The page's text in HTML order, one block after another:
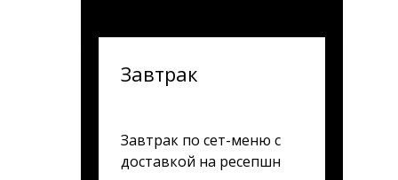
Завтрак
Завтрак по сет-меню с
доставкой на ресепшн